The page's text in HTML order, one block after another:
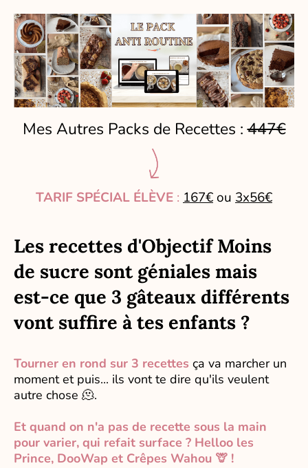
Mes Autres Packs de Recettes :447€
TARIF SPÉCIAL ÉLÈVE : 167€ou 3x56€
Les recettes d'Objectif Moins
de sucre sont géniales mais
est-ce que 3 gâteaux différents
vont suffire à tes enfants ?
Tourner en rond sur 3 recettes ça va marcher un
moment et puis... ils vont te dire qu'ils veulent
autre chose 🫠.
Et quand on n'a pas de recette sous la main
pour varier, qui refait surface ? Helloo les
Prince, DooWap et Crêpes Wahou 🦒 !